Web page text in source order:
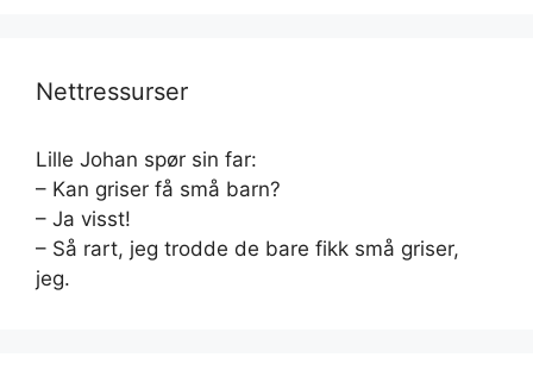
Nettressurser
Lille Johan spør sin far:
– Kan griser få små barn?
– Ja visst!
– Så rart, jeg trodde de bare fikk små griser,
jeg.